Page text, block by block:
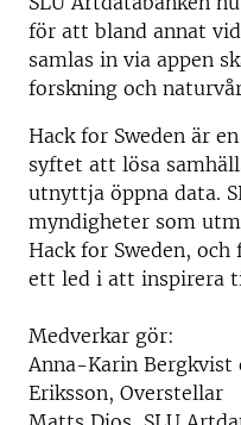
för att bland annat
samlas in via appen
forskning och
Hack for Sweden är
syftet att lösa
utnyttja öppna data.
myndigheter som
Hack for Sweden,
ett led i att inspirera
Medverkar gör:
Anna-Karin Bergkvist
Eriksson, Overstellar